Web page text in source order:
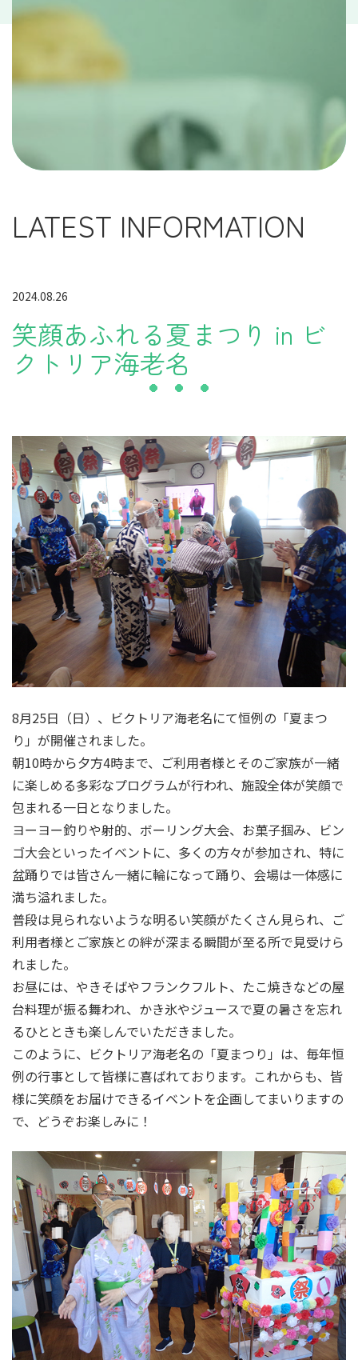
LATEST INFORMATION
2024.08.26
笑顔あふれる夏まつり in ビ
クトリア海老名
8月25日（日）、ビクトリア海老名にて恒例の「夏まつ
り」が開催されました。
朝10時から夕方4時まで、ご利用者様とそのご家族が一緒
に楽しめる多彩なプログラムが行われ、施設全体が笑顔で
包まれる一日となりました。
ヨーヨー釣りや射的、ボーリング大会、お菓子掴み、ビン
ゴ大会といったイベントに、多くの方々が参加され、特に
盆踊りでは皆さん一緒に輪になって踊り、会場は一体感に
満ち溢れました。
普段は見られないような明るい笑顔がたくさん見られ、ご
利用者様とご家族との絆が深まる瞬間が至る所で見受けら
れました。
お昼には、やきそばやフランクフルト、たこ焼きなどの屋
台料理が振る舞われ、かき氷やジュースで夏の暑さを忘れ
るひとときも楽しんでいただきました。
このように、ビクトリア海老名の「夏まつり」は、毎年恒
例の行事として皆様に喜ばれております。これからも、皆
様に笑顔をお届けできるイベントを企画してまいりますの
で、どうぞお楽しみに！